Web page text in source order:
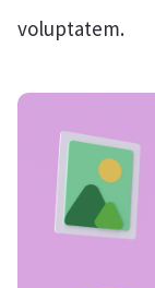
voluptatem.